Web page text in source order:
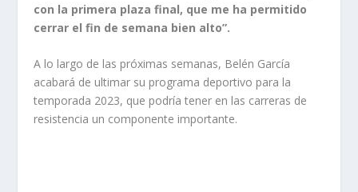
con la primera plaza final, que me ha permitido
cerrar el fin de semana bien alto”.
A lo largo de las próximas semanas, Belén García
acabará de ultimar su programa deportivo para la
temporada 2023, que podría tener en las carreras de
resistencia un componente importante.